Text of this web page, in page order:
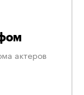
актеров